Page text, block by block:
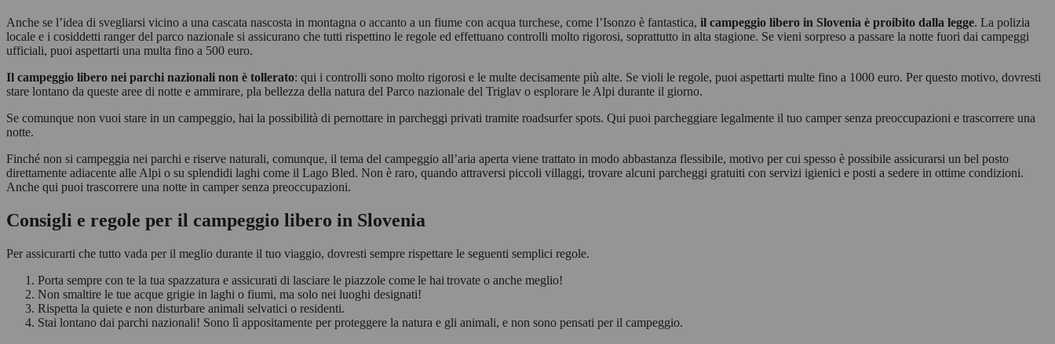
Anche se l’idea di svegliarsi vicino a una cascata nascosta in montagna o accanto a un fiume con acqua turchese, come l’Isonzo è fantastica, il campeggio libero in Slovenia è proibito dalla legge. La polizia
locale e i cosiddetti ranger del parco nazionale si assicurano che tutti rispettino le regole ed effettuano controlli molto rigorosi, soprattutto in alta stagione. Se vieni sorpreso a passare la notte fuori dai campeggi
ufficiali, puoi aspettarti una multa fino a 500 euro.
Il campeggio libero nei parchi nazionali non è tollerato: qui i controlli sono molto rigorosi e le multe decisamente più alte. Se violi le regole, puoi aspettarti multe fino a 1000 euro. Per questo motivo, dovresti
stare lontano da queste aree di notte e ammirare, pla bellezza della natura del Parco nazionale del Triglav o esplorare le Alpi durante il giorno.
Se comunque non vuoi stare in un campeggio, hai la possibilità di pernottare in parcheggi privati ​​tramite roadsurfer spots. Qui puoi parcheggiare legalmente il tuo camper senza preoccupazioni e trascorrere una
notte.
Finché non si campeggia nei parchi e riserve naturali, comunque, il tema del campeggio all’aria aperta viene trattato in modo abbastanza flessibile, motivo per cui spesso è possibile assicurarsi un bel posto
direttamente adiacente alle Alpi o su splendidi laghi come il Lago Bled. Non è raro, quando attraversi piccoli villaggi, trovare alcuni parcheggi gratuiti con servizi igienici e posti a sedere in ottime condizioni.
Anche qui puoi trascorrere una notte in camper senza preoccupazioni.
Consigli e regole per il campeggio libero in Slovenia
Per assicurarti che tutto vada per il meglio durante il tuo viaggio, dovresti sempre rispettare le seguenti semplici regole.
Porta sempre con te la tua spazzatura e assicurati di lasciare le piazzole come le hai trovate o anche meglio!
Non smaltire le tue acque grigie in laghi o fiumi, ma solo nei luoghi designati!
Rispetta la quiete e non disturbare animali selvatici o residenti.
Stai lontano dai parchi nazionali! Sono lì appositamente per proteggere la natura e gli animali, e non sono pensati per il campeggio.